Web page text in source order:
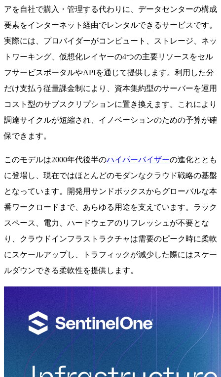
アを自社で購入・管理する代わりに、データセンターの構成
要素をインターネット経由でレンタルできるサービスです。
実際には、プロバイダーがコンピュート、ストレージ、ネッ
トワーキング、仮想化レイヤーの4つの主要リソースをセル
フサービスポータルやAPIを通じて提供します。利用した分
だけ支払う従量課金制により、資本集約型のサーバーを運用
コスト型のサブスクリプションに置き換えます。これにより
調達サイクルが短縮され、イノベーションのための予算が確
保できます。
このモデルは2000年代後半のハイパーバイザーの進化ととも
に登場し、現在ではほとんどのモダンなクラウド戦略の基盤
となっています。開発用サンドボックスからグローバルな本
番ワークロードまで、あらゆる用途を支えています。ラック
スペース、電力、ハードウェアのリフレッシュが不要とな
り、クラウドインフラストラクチャは需要のピーク時に柔軟
にスケールアップし、トラフィックが減少した際にはスケー
ルダウンできる柔軟性を提供します。